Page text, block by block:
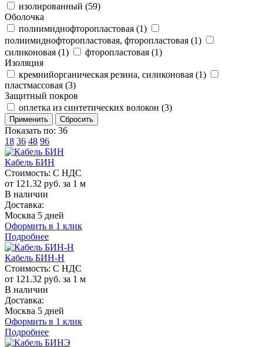
изолированный (59)
Оболочка
полиимиднофторопластовая (1)
полиимиднофторопластовая, фторопластовая (1)
силиконовая (1) фторопластовая (1)
Изоляция
кремнийорганическая резина, силиконовая (1)
пластмассовая (3)
Защитный покров
оплетка из синтетических волокон (3)
Показать по: 36
18 36 48 96
Кабель БИН
Стоимость: С НДС
от 121.32 руб. за 1 м
В наличии
Доставка:
Москва 5 дней
Оформить в 1 клик
Подробнее
Кабель БИН-Н
Стоимость: С НДС
от 121.32 руб. за 1 м
В наличии
Доставка:
Москва 5 дней
Оформить в 1 клик
Подробнее